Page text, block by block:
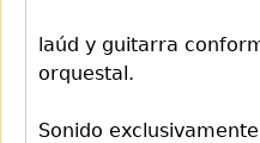
laúd y guitarra
orquestal.
Sonido